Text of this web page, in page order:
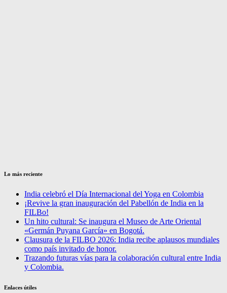
Lo más reciente
India celebró el Día Internacional del Yoga en Colombia
¡Revive la gran inauguración del Pabellón de India en la
FILBo!
Un hito cultural: Se inaugura el Museo de Arte Oriental
«Germán Puyana García» en Bogotá.
Clausura de la FILBO 2026: India recibe aplausos mundiales
como país invitado de honor.
Trazando futuras vías para la colaboración cultural entre India
y Colombia.
Enlaces útiles